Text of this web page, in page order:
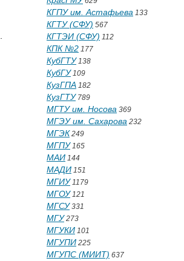
КГПУ им. Астафьева 133
КГТУ (СФУ) 567
КГТЭИ (СФУ) 112
КПК №2 177
КубГТУ138
КубГУ109
КузГПА 182
КузГТУ789
МГТУ им. Носова 369
МГЭУ им. Сахарова 232
МГЭК 249
МГПУ165
МАИ 144
МАДИ 151
МГИУ1179
МГОУ121
МГСУ331
МГУ273
МГУКИ 101
МГУПИ 225
МГУПС (МИИТ) 637